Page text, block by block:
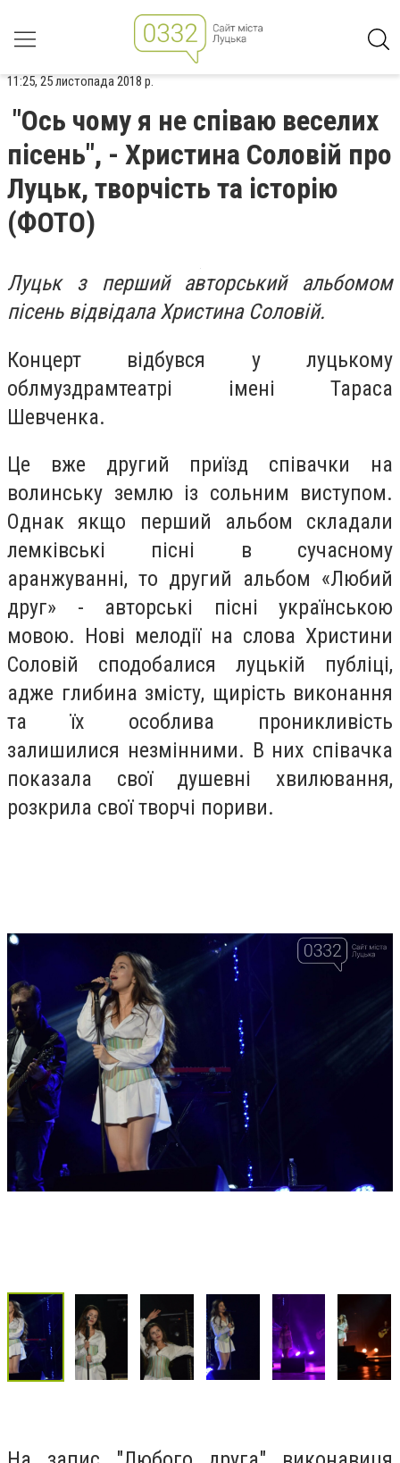
11:25, 25 листопада 2018 р.
"Ось чому я не співаю веселих
пісень", - Христина Соловій про
Луцьк, творчість та історію
(ФОТО)
Луцьк з перший авторський альбомом
пісень відвідала Христина Соловій.
Концерт відбувся у луцькому
облмуздрамтеатрі імені Тараса
Шевченка.
Це вже другий приїзд співачки на
волинську землю із сольним виступом.
Однак якщо перший альбом складали
лемківські пісні в сучасному
аранжуванні, то другий альбом «Любий
друг» - авторські пісні українською
мовою. Нові мелодії на слова Христини
Соловій сподобалися луцькій публіці,
адже глибина змісту, щирість виконання
та їх особлива проникливість
залишилися незмінними. В них співачка
показала свої душевні хвилювання,
розкрила свої творчі пориви.